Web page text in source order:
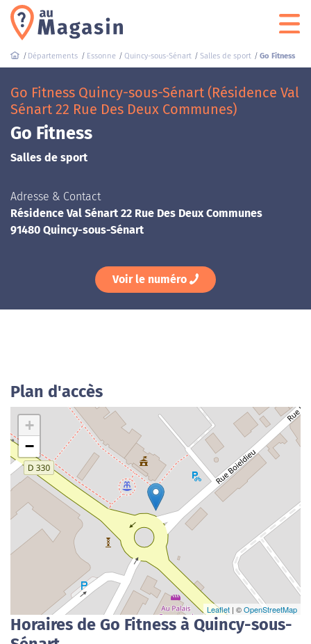
Départements Essonne Quincy-sous-Sénart Salles de sport Go Fitness
Go Fitness Quincy-sous-Sénart (Résidence Val
Sénart 22 Rue Des Deux Communes)
Go Fitness
Salles de sport
Adresse & Contact
Résidence Val Sénart 22 Rue Des Deux Communes
91480 Quincy-sous-Sénart
Voir le numéro
Plan d'accès
+
−
Leaflet | ©OpenStreetMap
Horaires de Go Fitness à Quincy-sous-